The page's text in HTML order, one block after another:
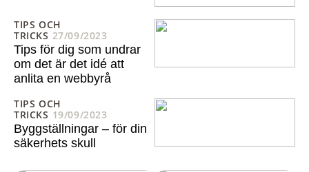
TIPS OCH
TRICKS 27/09/2023
Tips för dig som undrar
om det är det idé att
anlita en webbyrå
TIPS OCH
TRICKS 19/09/2023
Byggställningar – för din
säkerhets skull